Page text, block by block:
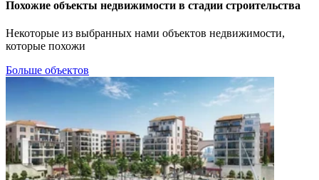
Похожие объекты недвижимости в стадии строительства
Некоторые из выбранных нами объектов недвижимости,
которые похожи
Больше объектов